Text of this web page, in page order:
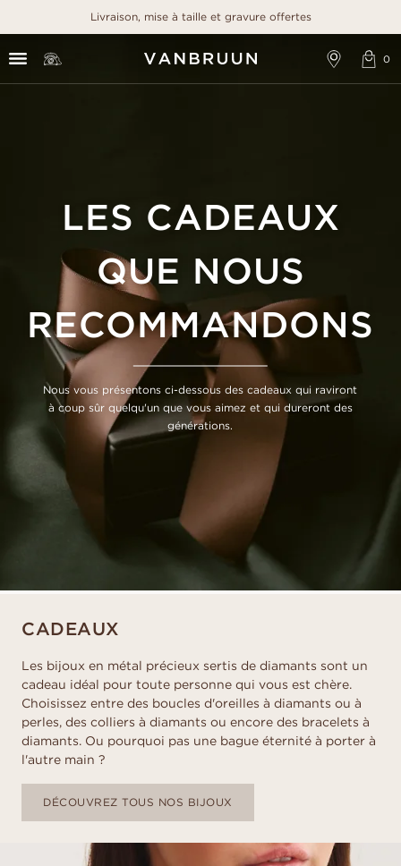
Livraison, mise à taille et gravure offertes
LES CADEAUX
QUE NOUS
RECOMMANDONS
Nous vous présentons ci-dessous des cadeaux qui raviront
à coup sûr quelqu'un que vous aimez et qui dureront des
générations.
CADEAUX
Les bijoux en métal précieux sertis de diamants sont un
cadeau idéal pour toute personne qui vous est chère.
Choisissez entre des boucles d'oreilles à diamants ou à
perles, des colliers à diamants ou encore des bracelets à
diamants. Ou pourquoi pas une bague éternité à porter à
l'autre main ?
DÉCOUVREZ TOUS NOS BIJOUX